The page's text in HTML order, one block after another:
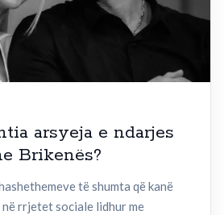
arsyeja e ndarjes
Brikenës?
të shumta që kanë
rrjetet sociale lidhur me